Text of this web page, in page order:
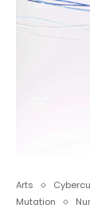
Arts
Mutation